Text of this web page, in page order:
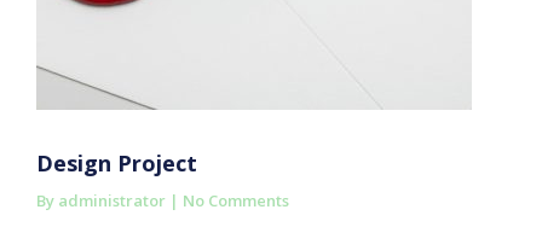
Design Project
By administrator | No Comments